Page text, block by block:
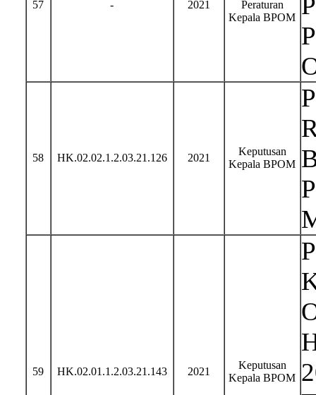
57 - 2021
Peraturan
Kepala BPOM
58 HK.02.02.1.2.03.21.126 2021
Keputusan
Kepala BPOM
59 HK.02.01.1.2.03.21.143 2021
Keputusan
Kepala BPOM